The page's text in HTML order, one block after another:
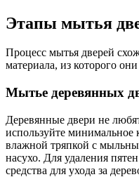
Этапы мытья
Процесс мытья дверей
материала, из которого
Мытье деревянных
Деревянные двери не
используйте минимальное
влажной тряпкой с
насухо. Для удаления
средства для ухода за